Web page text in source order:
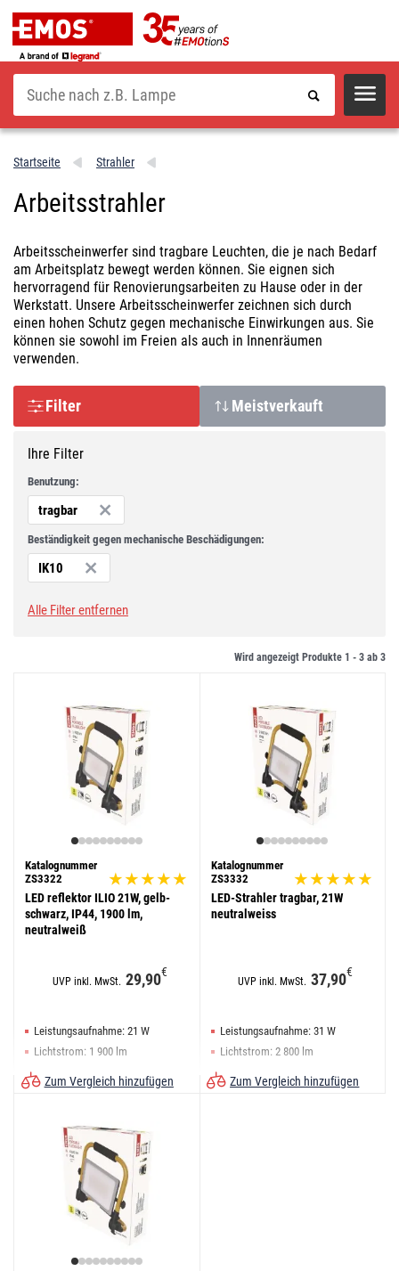
Suche
Startseite Strahler
Arbeitsstrahler
Arbeitsscheinwerfer sind tragbare Leuchten, die je nach Bedarf
am Arbeitsplatz bewegt werden können. Sie eignen sich
hervorragend für Renovierungsarbeiten zu Hause oder in der
Werkstatt. Unsere Arbeitsscheinwerfer zeichnen sich durch
einen hohen Schutz gegen mechanische Einwirkungen aus. Sie
können sie sowohl im Freien als auch in Innenräumen
verwenden.
Filter Meistverkauft
Ihre Filter
Benutzung:
tragbar
Beständigkeit gegen mechanische Beschädigungen:
IK10
Alle Filter entfernen
Wird angezeigt Produkte 1 - 3 ab 3
Katalognummer
ZS3322
LED reflektor ILIO 21W, gelb-
schwarz, IP44, 1900 lm,
neutralweiß
UVP inkl. MwSt. 29,90€
Leistungsaufnahme: 21 W
Lichtstrom: 1 900 lm
Zum Vergleich hinzufügen
Katalognummer
ZS3332
LED-Strahler tragbar, 21W
neutralweiss
UVP inkl. MwSt. 37,90€
Leistungsaufnahme: 31 W
Lichtstrom: 2 800 lm
Zum Vergleich hinzufügen